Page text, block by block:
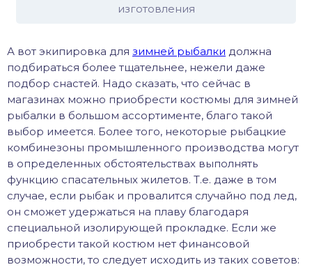
изготовления
А вот экипировка для зимней рыбалки должна
подбираться более тщательнее, нежели даже
подбор снастей. Надо сказать, что сейчас в
магазинах можно приобрести костюмы для зимней
рыбалки в большом ассортименте, благо такой
выбор имеется. Более того, некоторые рыбацкие
комбинезоны промышленного производства могут
в определенных обстоятельствах выполнять
функцию спасательных жилетов. Т.е. даже в том
случае, если рыбак и провалится случайно под лед,
он сможет удержаться на плаву благодаря
специальной изолирующей прокладке. Если же
приобрести такой костюм нет финансовой
возможности, то следует исходить из таких советов: